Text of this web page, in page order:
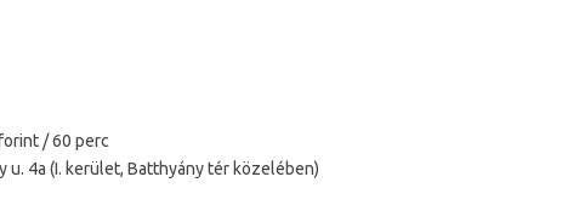
/ 60 perc
u. 4a (I. kerület, Batthyány tér közelében)